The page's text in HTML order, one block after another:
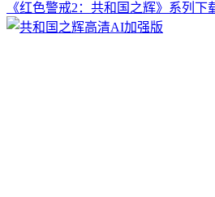
《红色警戒2：共和国之辉》系列下